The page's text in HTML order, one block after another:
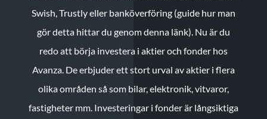
Swish, Trustly eller banköverföring (guide hur man
gör detta hittar du genom denna länk). Nu är du
redo att börja investera i aktier och fonder hos
Avanza. De erbjuder ett stort urval av aktier i flera
olika områden så som bilar, elektronik, vitvaror,
fastigheter mm. Investeringar i fonder är långsiktiga